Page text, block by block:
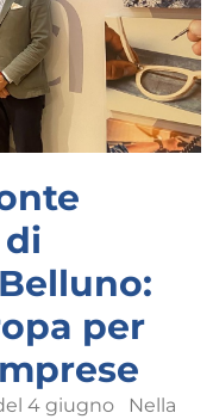
di
per
4 giugno Nella